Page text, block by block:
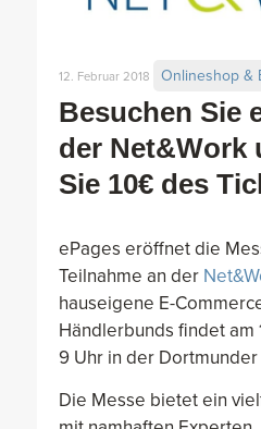
Besuchen Sie
der Net&Work
Sie 10€ des
12. Februar 2018 Onlineshop &
ePages eröffnet die
Teilnahme an der
hauseigene E-
Händlerbunds findet am
9 Uhr in der
Die Messe bietet ein